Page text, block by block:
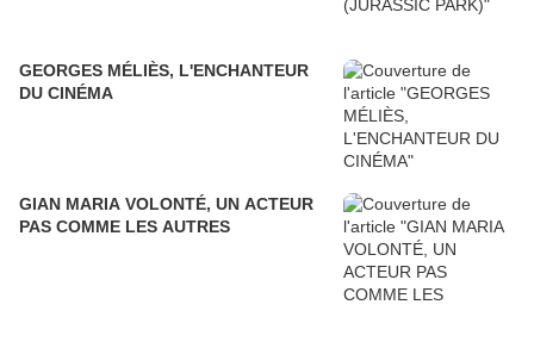
GEORGES MÉLIÈS, L'ENCHANTEUR
DU CINÉMA
GIAN MARIA VOLONTÉ, UN ACTEUR
PAS COMME LES AUTRES